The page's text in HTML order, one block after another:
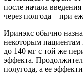
после начала
через полгода – при
Иринэкс обычно
некоторым пациентам
до 140 мг с той же
эффекта.
полугода, а ее